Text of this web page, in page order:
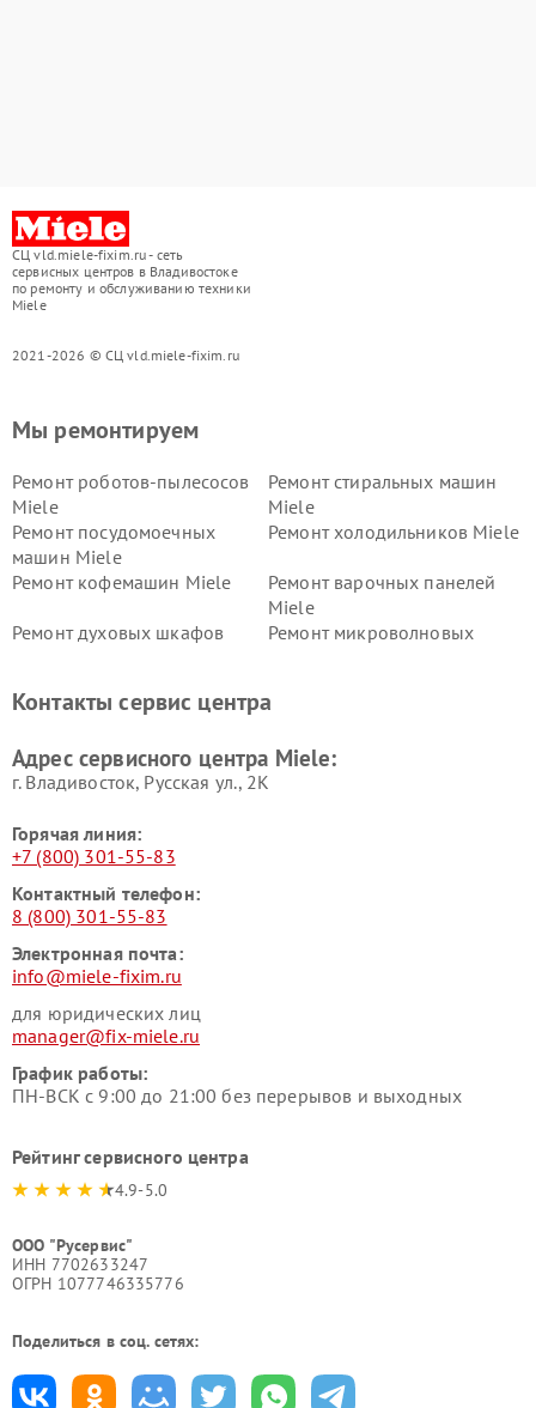
СЦ vld.miele-fixim.ru - сеть
сервисных центров в Владивостоке
по ремонту и обслуживанию техники
Miele
2021-2026 © СЦ vld.miele-fixim.ru
Мы ремонтируем
Ремонт роботов-пылесосов
Miele
Ремонт стиральных машин
Miele
Ремонт посудомоечных
машин Miele
Ремонт холодильников Miele
Ремонт кофемашин Miele
Ремонт варочных панелей
Miele
Ремонт духовых шкафов
Ремонт микроволновых
Miele
Miele
пылесосов Miele
Контакты сервис центра
Адрес сервисного центра Miele:
г. Владивосток, Русская ул., 2К
Горячая линия:
+7 (800) 301-55-83
Контактный телефон:
8 (800) 301-55-83
Электронная почта:
info@miele-fixim.ru
для юридических лиц
manager@fix-miele.ru
График работы:
ПН-ВСК с 9:00 до 21:00 без перерывов и выходных
Рейтинг сервисного центра
4.9-5.0
ООО "Русервис"
ИНН 7702633247
ОГРН 1077746335776
Поделиться в соц. сетях: